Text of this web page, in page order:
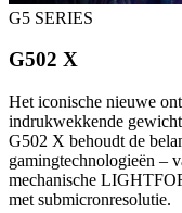
G5 SERIES
G502 X
Het iconische nieuwe
indrukwekkende
G502 X behoudt de
gamingtechnologieën –
mechanische
met submicronresolutie.